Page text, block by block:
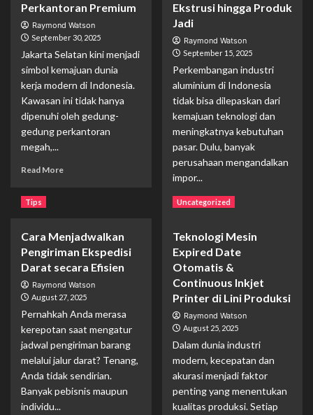
Perkantoran Premium
Raymond Watson
September 30, 2025
Jakarta Selatan kini menjadi
simbol kemajuan dunia
kerja modern di Indonesia.
Kawasan ini tidak hanya
dipenuhi oleh gedung-
gedung perkantoran
megah,...
Read MoreRead
Pusat
Pertumbuhan
Coworking
Space
dan
Perkantoran
Premium
Ekstrusi hingga Produk
Jadi
Raymond Watson
September 15, 2025
Perkembangan industri
aluminium di Indonesia
tidak bisa dilepaskan dari
kemajuan teknologi dan
meningkatnya kebutuhan
pasar. Dulu, banyak
perusahaan mengandalkan
impor...
Read MoreRead
Transformasi
Industri
Aluminium
Indonesia:
Dari
Ekstrusi
hingga
Produk
Jadi
Tips
Cara Menjadwalkan
Pengiriman Ekspedisi
Darat secara Efisien
Raymond Watson
August 27, 2025
Pernahkah Anda merasa
kerepotan saat mengatur
jadwal pengiriman barang
melalui jalur darat? Tenang,
Anda tidak sendirian.
Banyak pebisnis maupun
individu...
Uncategorized
Teknologi Mesin
Expired Date
Otomatis &
Continuous Inkjet
Printer di Lini Produksi
Raymond Watson
August 25, 2025
Dalam dunia industri
modern, kecepatan dan
akurasi menjadi faktor
penting yang menentukan
kualitas produksi. Setiap